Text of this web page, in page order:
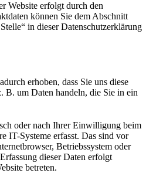
Website erfolgt durch den
können Sie dem Abschnitt
in dieser Datenschutzerklärung
erhoben, dass Sie uns diese
B. um Daten handeln, die Sie in ein
oder nach Ihrer Einwilligung beim
IT-Systeme erfasst. Das sind vor
Betriebssystem oder
dieser Daten erfolgt
betreten.